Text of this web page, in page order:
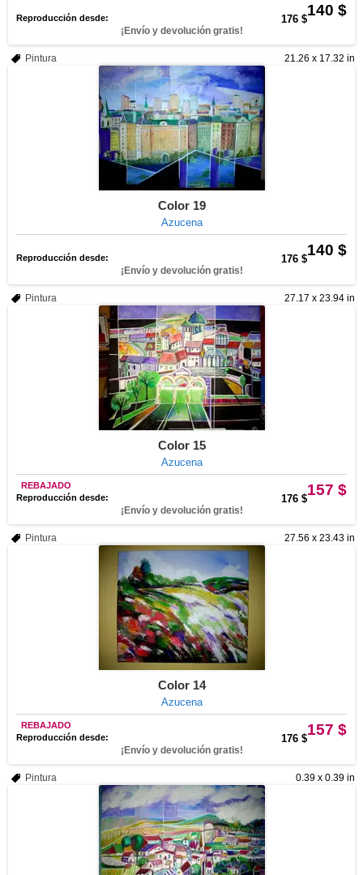
140 $
Reproducción desde: 176 $
¡Envío y devolución gratis!
21.26 x 17.32 in
Pintura
Color 19
Azucena
140 $
Reproducción desde: 176 $
¡Envío y devolución gratis!
27.17 x 23.94 in
Pintura
Color 15
Azucena
157 $
REBAJADO
Reproducción desde:
176 $
¡Envío y devolución gratis!
27.56 x 23.43 in
Pintura
Color 14
Azucena
157 $
REBAJADO
Reproducción desde:
176 $
¡Envío y devolución gratis!
0.39 x 0.39 in
Pintura